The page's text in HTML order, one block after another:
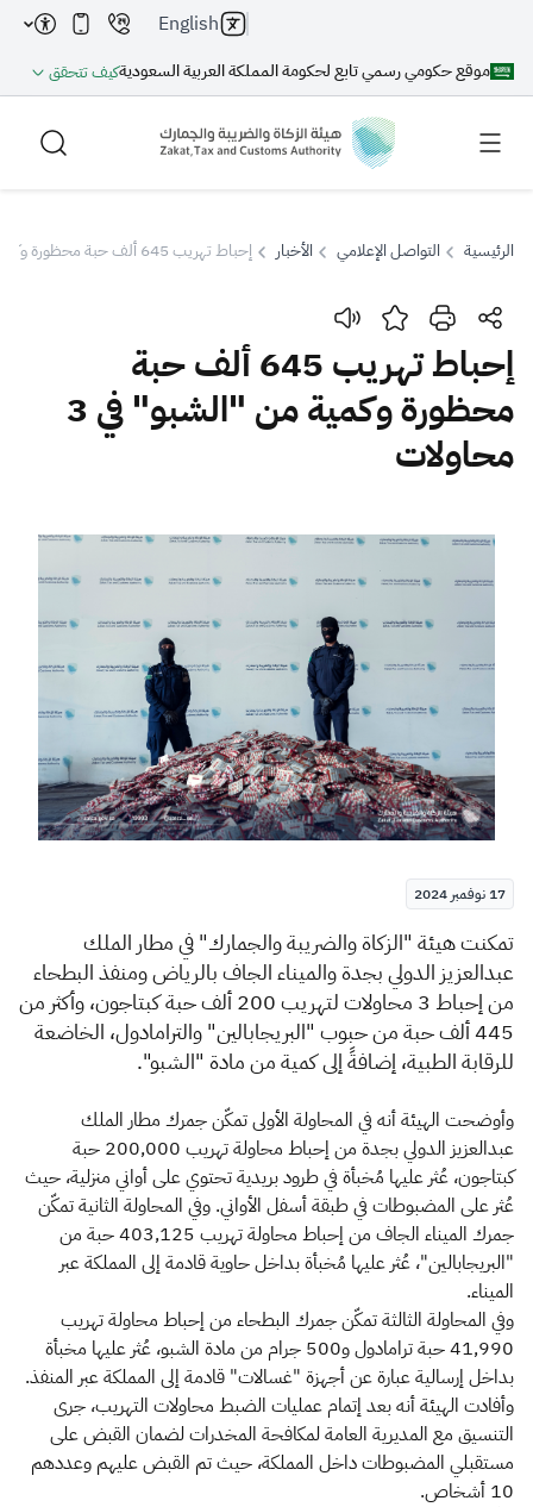
موقع حكومي رسمي تابع لحكومة المملكة العربية السعوديةكيف تتحقق
English
بحث
بحث بحث AI
اقتراحات
الزكاة الجمارك
ضريبة القيمة المضافة
الإقرار الضريبي
التصرفات العقارية
الرئيسية التواصل الإعلامي الأخبار إحباط تهريب 645 ألف حبة محظورة وكمية من "الشبو" في 3 محاولات
إحباط تهريب 645 ألف حبة
محظورة وكمية من "الشبو" في 3
محاولات
17 نوفمبر 2024
​​تمكنت هيئة "الزكاة والضريبة والجمارك" في مطار الملك
عبدالعزيز الدولي بجدة والميناء الجاف بالرياض ومنفذ البطحاء
من إحباط 3 محاولات لتهريب 200 ألف حبة كبتاجون، وأكثر من
445 ألف حبة من حبوب "البريجابالين" والترامادول، الخاضعة
للرقابة الطبية، إضافةً إلى كمية من مادة "الشبو".
وأوضحت الهيئة أنه في المحاولة الأولى تمكّن جمرك مطار الملك
عبدالعزيز الدولي بجدة من إحباط محاولة تهريب 200,000 حبة
كبتاجون، عُثر عليها مُخبأة في طرود بريدية تحتوي على أواني منزلية، حيث
عُثر على المضبوطات في طبقة أسفل الأواني. وفي المحاولة الثانية تمكّن
جمرك الميناء الجاف من إحباط محاولة تهريب 403,125 حبة من
"البريجابالين"، عُثر عليها مُخبأة بداخل حاوية قادمة إلى المملكة عبر
الميناء.
وفي المحاولة الثالثة تمكّن جمرك البطحاء من إحباط محاولة تهريب
41,990 حبة ترامادول و500 جرام من مادة الشبو، عُثر عليها مخبأة
بداخل إرسالية عبارة عن أجهزة "غسالات" قادمة إلى المملكة عبر المنفذ.
وأفادت الهيئة أنه بعد إتمام عمليات الضبط محاولات التهريب، جرى
التنسيق مع المديرية العامة لمكافحة المخدرات لضمان القبض على
مستقبلي المضبوطات داخل المملكة، حيث تم القبض عليهم وعددهم
10 أشخاص.